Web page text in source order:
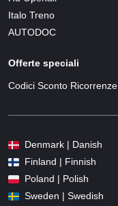
Italo Treno
AUTODOC
Offerte speciali
Codici Sconto Ricorrenze
Denmark | Danish
Finland | Finnish
Poland | Polish
Sweden | Swedish